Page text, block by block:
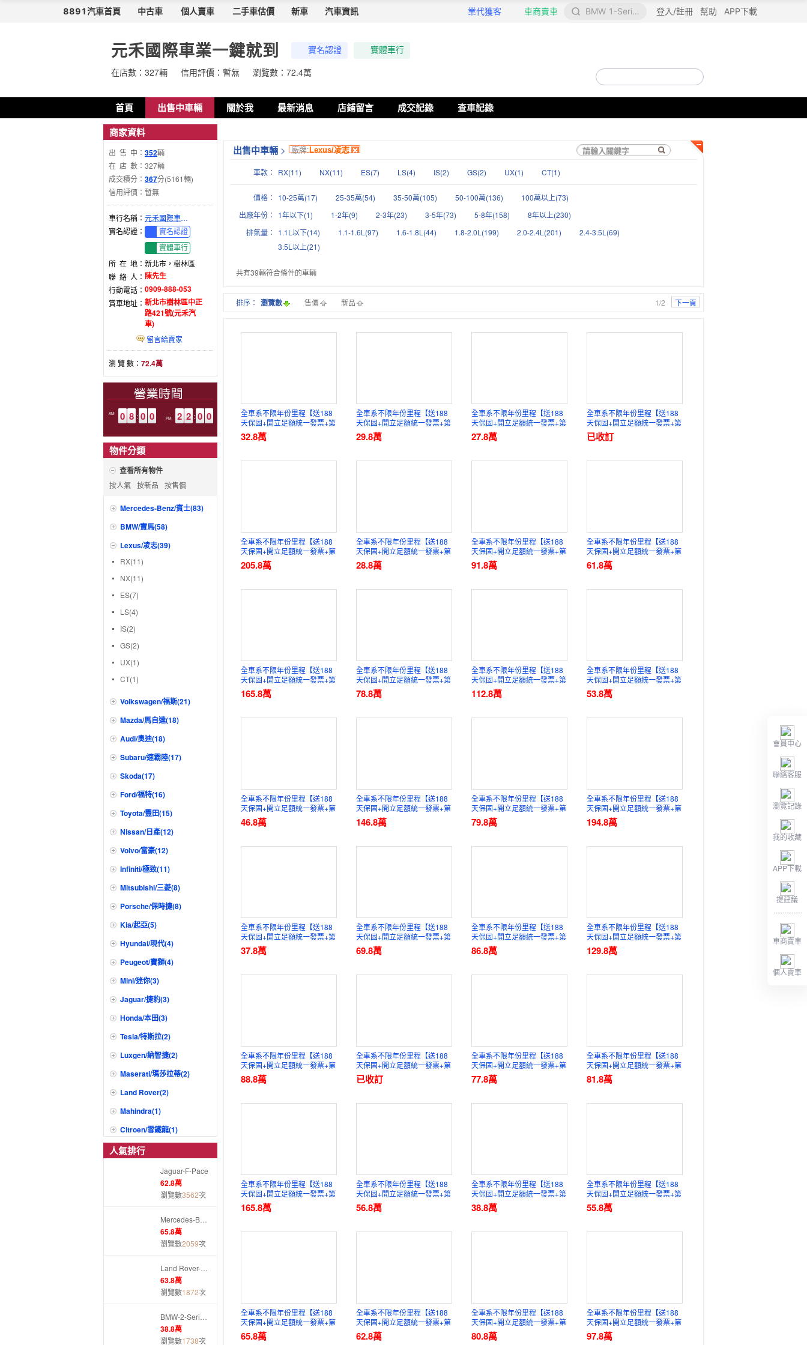
8891汽車首頁 中古車 個人賣車 二手車估價 新車 汽車資訊 業代獲客 車商賣車 BMW 1-Series Hatchback 登入/註冊 幫助 APP下載
元禾國際車業一鍵就到 實名認證 實體車行
在店數：327輛 信用評價： 暫無 瀏覽數：72.4萬
首頁 出售中車輛 關於我 最新消息 店鋪留言 成交記錄
查車記錄
商家資料
出售中： 352輛
在店數： 327輛
成交積分： 367分(5161輛)
信用評價： 暫無
車行名稱：
元禾國際車業一鍵就到
實名認證：
實名認證
實體車行
所在地： 新北市，樹林區
聯絡人： 陳先生
行動電話 ： 0909-888-053
賞車地址 ： 新北市樹林區中正
路421號(元禾汽
車)
留言給賣家
瀏 覽 數： 72.4萬
AM 0 8 : 0 0 PM 2 2 : 0 0
物件分類
查看所有物件
按人氣 按新品 按售價
Mercedes-Benz/賓士(83)
BMW/寶馬(58)
Lexus/凌志(39)
RX(11)
NX(11)
ES(7)
LS(4)
IS(2)
GS(2)
UX(1)
CT(1)
Volkswagen/福斯(21)
Mazda/馬自達(18)
Audi/奧迪(18)
Subaru/速霸陸(17)
Skoda(17)
Ford/福特(16)
Toyota/豐田(15)
Nissan/日產(12)
Volvo/富豪(12)
Infiniti/極致(11)
Mitsubishi/三菱(8)
Porsche/保時捷(8)
Kia/起亞(5)
Hyundai/現代(4)
Peugeot/寶獅(4)
Mini/迷你(3)
Jaguar/捷豹(3)
Honda/本田(3)
Tesla/特斯拉(2)
Luxgen/納智捷(2)
Maserati/瑪莎拉蒂(2)
Land Rover(2)
Mahindra(1)
Citroen/雪鐵龍(1)
人氣排行
Jaguar-F-Pace
62.8萬
瀏覽數3562次
65.8萬
瀏覽數2059次
63.8萬
瀏覽數1872次
38.8萬
瀏覽數1738次
出售中車輛 > 廠牌: Lexus/凌志 請輸入關鍵字
車款： RX(11) NX(11) ES(7) LS(4) IS(2) GS(2) UX(1) CT(1)
價格： 10-25萬(17) 25-35萬(54) 35-50萬(105) 50-100萬(136)
100萬以上(73)
出廠年份：
1年以下(1) 1-2年(9) 2-3年(23) 3-5年(73) 5-8年(158)
8年以上(230)
排氣量：
1.1L以下(14) 1.1-1.6L(97) 1.6-1.8L(44) 1.8-2.0L(199) 2.0-2.4L(201)
2.4-3.5L(69)
3.5L以上(21)
共有39輛符合條件的車輛
排序： 瀏覽數 售價 新品 1/2 下一頁
全車系不限年份里程【送188
天保固+開立足額統一發票+第
三方認證】元禾國際車業
32.8萬
全車系不限年份里程【送188
天保固+開立足額統一發票+第
三方認證】元禾國際車業
29.8萬
全車系不限年份里程【送188
天保固+開立足額統一發票+第
三方認證】元禾國際車業
27.8萬
全車系不限年份里程【送188
天保固+開立足額統一發票+第
三方認證】元禾國際車業
已收訂
全車系不限年份里程【送188
天保固+開立足額統一發票+第
三方認證】元禾國際車業
205.8萬
全車系不限年份里程【送188
天保固+開立足額統一發票+第
三方認證】元禾國際車業
28.8萬
全車系不限年份里程【送188
天保固+開立足額統一發票+第
三方認證】元禾國際車業
91.8萬
全車系不限年份里程【送188
天保固+開立足額統一發票+第
三方認證】元禾國際車業
61.8萬
全車系不限年份里程【送188
天保固+開立足額統一發票+第
三方認證】元禾國際車業
165.8萬
全車系不限年份里程【送188
天保固+開立足額統一發票+第
三方認證】元禾國際車業
78.8萬
全車系不限年份里程【送188
天保固+開立足額統一發票+第
三方認證】元禾國際車業
112.8萬
全車系不限年份里程【送188
天保固+開立足額統一發票+第
三方認證】元禾國際車業
53.8萬
全車系不限年份里程【送188
天保固+開立足額統一發票+第
三方認證】元禾國際車業
46.8萬
全車系不限年份里程【送188
天保固+開立足額統一發票+第
三方認證】元禾國際車業
146.8萬
全車系不限年份里程【送188
天保固+開立足額統一發票+第
三方認證】元禾國際車業
79.8萬
全車系不限年份里程【送188
天保固+開立足額統一發票+第
三方認證】元禾國際車業
194.8萬
全車系不限年份里程【送188
天保固+開立足額統一發票+第
三方認證】元禾國際車業
37.8萬
全車系不限年份里程【送188
天保固+開立足額統一發票+第
三方認證】元禾國際車業
69.8萬
全車系不限年份里程【送188
天保固+開立足額統一發票+第
三方認證】元禾國際車業
86.8萬
全車系不限年份里程【送188
天保固+開立足額統一發票+第
三方認證】元禾國際車業
129.8萬
全車系不限年份里程【送188
天保固+開立足額統一發票+第
三方認證】元禾國際車業
88.8萬
全車系不限年份里程【送188
天保固+開立足額統一發票+第
三方認證】元禾國際車業
已收訂
全車系不限年份里程【送188
天保固+開立足額統一發票+第
三方認證】元禾國際車業
77.8萬
全車系不限年份里程【送188
天保固+開立足額統一發票+第
三方認證】元禾國際車業
81.8萬
全車系不限年份里程【送188
天保固+開立足額統一發票+第
三方認證】元禾國際車業
165.8萬
全車系不限年份里程【送188
天保固+開立足額統一發票+第
三方認證】元禾國際車業
56.8萬
全車系不限年份里程【送188
天保固+開立足額統一發票+第
三方認證】元禾國際車業
38.8萬
全車系不限年份里程【送188
天保固+開立足額統一發票+第
三方認證】元禾國際車業
55.8萬
全車系不限年份里程【送188
天保固+開立足額統一發票+第
三方認證】元禾國際車業
65.8萬
全車系不限年份里程【送188
天保固+開立足額統一發票+第
三方認證】元禾國際車業
62.8萬
全車系不限年份里程【送188
天保固+開立足額統一發票+第
三方認證】元禾國際車業
80.8萬
全車系不限年份里程【送188
天保固+開立足額統一發票+第
三方認證】元禾國際車業
97.8萬
會員中心
聯絡客服
瀏覽記錄
我的收藏
APP下載
提建議
車商賣車
個人賣車